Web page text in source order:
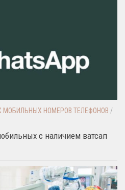
НОМЕРОВ ТЕЛЕФОНОВ /
с наличием ватсап